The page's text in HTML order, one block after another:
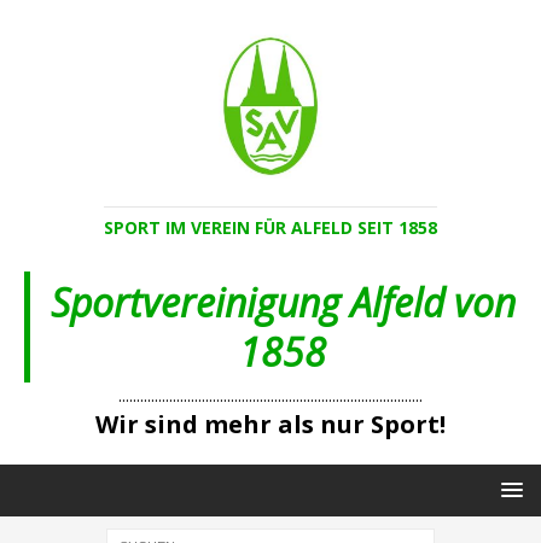
SPORT IM VEREIN FÜR ALFELD SEIT 1858
Sportvereinigung Alfeld von
1858
....................................................................................
Wir sind mehr als nur Sport!